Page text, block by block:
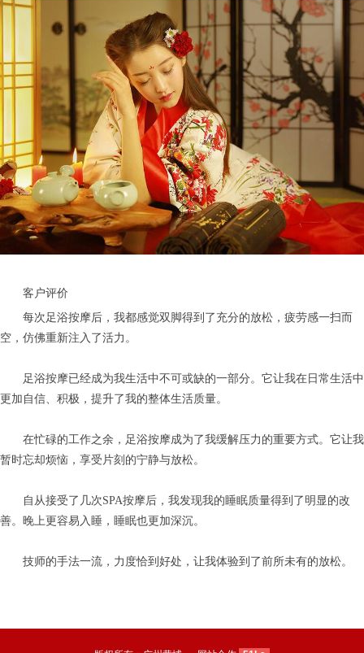
客户评价
每次足浴按摩后，我都感觉双脚得到了充分的放松，疲劳感一扫而
空，仿佛重新注入了活力。
足浴按摩已经成为我生活中不可或缺的一部分。它让我在日常生活中
更加自信、积极，提升了我的整体生活质量。
在忙碌的工作之余，足浴按摩成为了我缓解压力的重要方式。它让我
暂时忘却烦恼，享受片刻的宁静与放松。
自从接受了几次SPA按摩后，我发现我的睡眠质量得到了明显的改
善。晚上更容易入睡，睡眠也更加深沉。
技师的手法一流，力度恰到好处，让我体验到了前所未有的放松。